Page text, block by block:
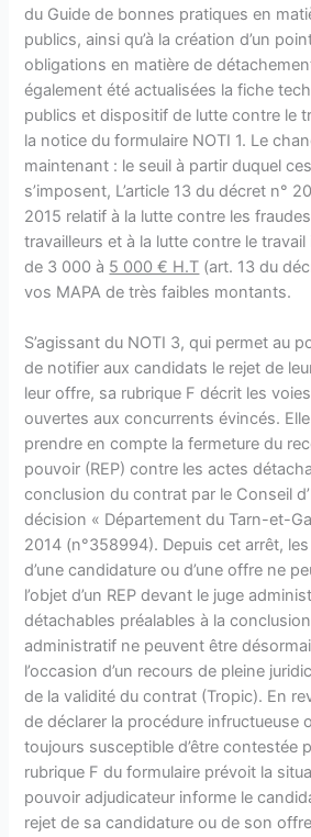
du Guide de bonnes pratiques en
publics, ainsi qu’à la création d’un
obligations en matière de
également été actualisées la fiche
publics et dispositif de lutte contre le
la notice du formulaire NOTI 1. Le
maintenant : le seuil à partir duquel
s’imposent, L’article 13 du décret n°
2015 relatif à la lutte contre les
travailleurs et à la lutte contre le travail
de 3 000 à 5 000 € H.T (art. 13 du
vos MAPA de très faibles montants.
S’agissant du NOTI 3, qui permet au
de notifier aux candidats le rejet de
leur offre, sa rubrique F décrit les
ouvertes aux concurrents évincés.
prendre en compte la fermeture du
pouvoir (REP) contre les actes
conclusion du contrat par le Conseil
décision « Département du Tarn-et-
2014 (n°358994). Depuis cet arrêt,
d’une candidature ou d’une offre ne
l’objet d’un REP devant le juge
détachables préalables à la
administratif ne peuvent être
l’occasion d’un recours de pleine
de la validité du contrat (Tropic). En
de déclarer la procédure infructueuse
toujours susceptible d’être contestée
rubrique F du formulaire prévoit la
pouvoir adjudicateur informe le
rejet de sa candidature ou de son